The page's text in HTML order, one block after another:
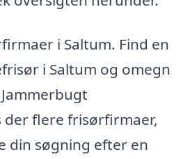
i Saltum. Find en
i Saltum og omegn
flere frisørfirmaer,
din søgning efter en